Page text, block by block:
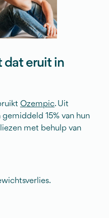
dat eruit in
Ozempic. Uit
15% van hun
met behulp van